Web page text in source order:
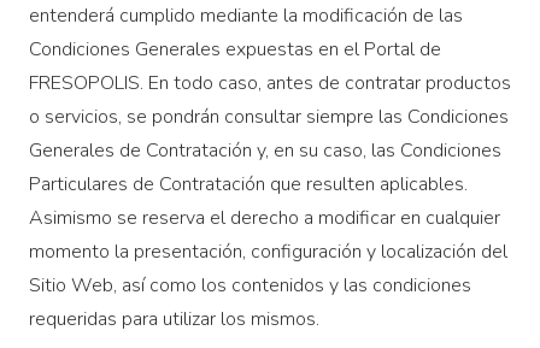
entenderá cumplido mediante la modificación de las
Condiciones Generales expuestas en el Portal de
FRESOPOLIS. En todo caso, antes de contratar productos
o servicios, se pondrán consultar siempre las Condiciones
Generales de Contratación y, en su caso, las Condiciones
Particulares de Contratación que resulten aplicables.
Asimismo se reserva el derecho a modificar en cualquier
momento la presentación, configuración y localización del
Sitio Web, así como los contenidos y las condiciones
requeridas para utilizar los mismos.